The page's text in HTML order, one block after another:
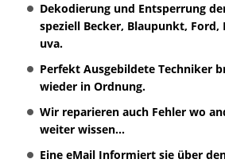
Dekodierung und Entsperrung
speziell Becker, Blaupunkt, Ford,
uva.
Perfekt Ausgebildete Techniker
wieder in Ordnung.
Wir reparieren auch Fehler wo
weiter wissen...
Eine eMail Informiert sie über